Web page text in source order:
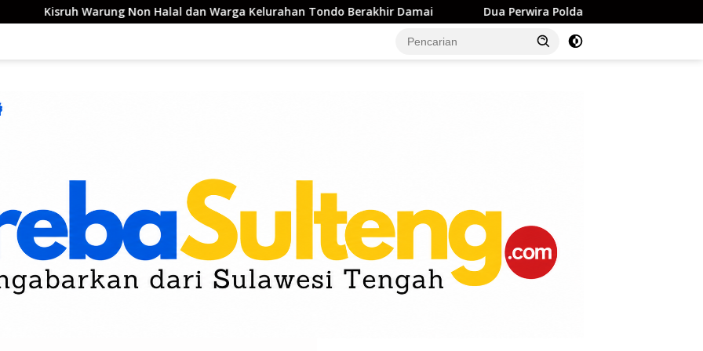
Non Halal dan Warga Kelurahan Tondo Berakhir Damai Dua Perwira Polda Sulteng Resmi Sandang Pangkat Kompol